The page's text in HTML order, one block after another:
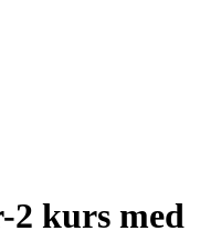
2 kurs med